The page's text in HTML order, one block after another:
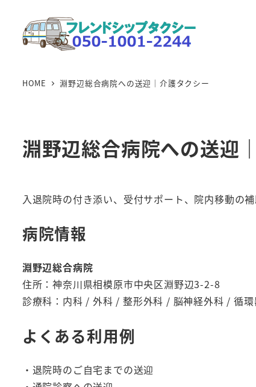
HOME 淵野辺総合病院への送迎｜介護タクシー
淵野辺総合病院への送迎
入退院時の付き添い、受付サポート、院内移動の
病院情報
淵野辺総合病院
住所：神奈川県相模原市中央区淵野辺3-2-8
診療科：内科 / 外科 / 整形外科 / 脳神経外科 / 循
よくある利用例
・退院時のご自宅までの送迎